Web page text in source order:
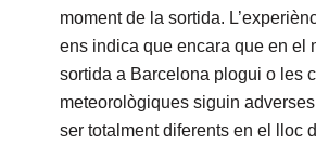
moment de la sortida.
ens indica que encara que en el
sortida a Barcelona plogui o les
meteorològiques siguin
ser totalment diferents en el lloc